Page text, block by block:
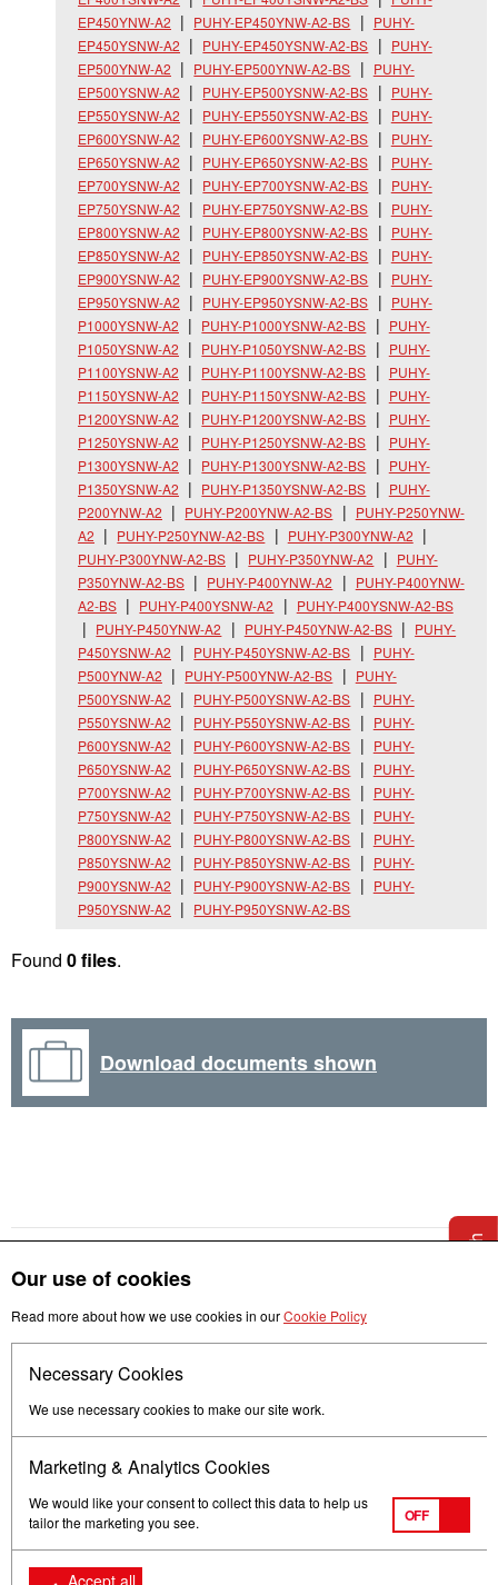
Our use of cookies
Read more about how we use cookies in ourCookie Policy
Necessary Cookies
We use necessary cookies to make our site work.
Marketing & Analytics Cookies
We would like your consent to collect this data to help us
tailor the marketing you see.
OFF
Accept all
EP450YNW-A2
PUHY-EP450YNW-A2-BS
PUHY-
EP450YSNW-A2
PUHY-EP450YSNW-A2-BS
PUHY-
EP500YNW-A2
PUHY-EP500YNW-A2-BS
PUHY-
EP500YSNW-A2
PUHY-EP500YSNW-A2-BS
PUHY-
EP550YSNW-A2
PUHY-EP550YSNW-A2-BS
PUHY-
EP600YSNW-A2
PUHY-EP600YSNW-A2-BS
PUHY-
EP650YSNW-A2
PUHY-EP650YSNW-A2-BS
PUHY-
EP700YSNW-A2
PUHY-EP700YSNW-A2-BS
PUHY-
EP750YSNW-A2
PUHY-EP750YSNW-A2-BS
PUHY-
EP800YSNW-A2
PUHY-EP800YSNW-A2-BS
PUHY-
EP850YSNW-A2
PUHY-EP850YSNW-A2-BS
PUHY-
EP900YSNW-A2
PUHY-EP900YSNW-A2-BS
PUHY-
EP950YSNW-A2
PUHY-EP950YSNW-A2-BS
PUHY-
P1000YSNW-A2
PUHY-P1000YSNW-A2-BS
PUHY-
P1050YSNW-A2
PUHY-P1050YSNW-A2-BS
PUHY-
P1100YSNW-A2
PUHY-P1100YSNW-A2-BS
PUHY-
P1150YSNW-A2
PUHY-P1150YSNW-A2-BS
PUHY-
P1200YSNW-A2
PUHY-P1200YSNW-A2-BS
PUHY-
P1250YSNW-A2
PUHY-P1250YSNW-A2-BS
PUHY-
P1300YSNW-A2
PUHY-P1300YSNW-A2-BS
PUHY-
P1350YSNW-A2
PUHY-P1350YSNW-A2-BS
PUHY-
P200YNW-A2
PUHY-P200YNW-A2-BS
PUHY-P250YNW-
A2
PUHY-P250YNW-A2-BS
PUHY-P300YNW-A2
PUHY-P300YNW-A2-BS
PUHY-P350YNW-A2
PUHY-
P350YNW-A2-BS
PUHY-P400YNW-A2
PUHY-P400YNW-
A2-BS
PUHY-P400YSNW-A2
PUHY-P400YSNW-A2-BS
PUHY-P450YNW-A2
PUHY-P450YNW-A2-BS
PUHY-
P450YSNW-A2
PUHY-P450YSNW-A2-BS
PUHY-
P500YNW-A2
PUHY-P500YNW-A2-BS
PUHY-
P500YSNW-A2
PUHY-P500YSNW-A2-BS
PUHY-
P550YSNW-A2
PUHY-P550YSNW-A2-BS
PUHY-
P600YSNW-A2
PUHY-P600YSNW-A2-BS
PUHY-
P650YSNW-A2
PUHY-P650YSNW-A2-BS
PUHY-
P700YSNW-A2
PUHY-P700YSNW-A2-BS
PUHY-
P750YSNW-A2
PUHY-P750YSNW-A2-BS
PUHY-
P800YSNW-A2
PUHY-P800YSNW-A2-BS
PUHY-
P850YSNW-A2
PUHY-P850YSNW-A2-BS
PUHY-
P900YSNW-A2
PUHY-P900YSNW-A2-BS
PUHY-
P950YSNW-A2
PUHY-P950YSNW-A2-BS
Found 0 files.
Download documents shown
Follow us
Terms of Use Privacy
© Mitsubishi Electric Europe B.V.